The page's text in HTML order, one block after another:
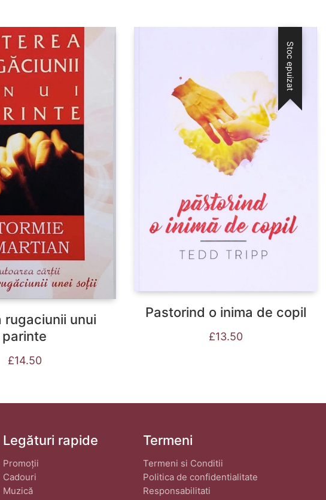
rugaciunii unui
parinte
£14.50
Stoc epuizat
Pastorind o inima de copil
£13.50
Legături rapide
Promoții
Cadouri
Muzică
Termeni
Termeni si Conditii
Politica de confidentialitate
Responsabilitati